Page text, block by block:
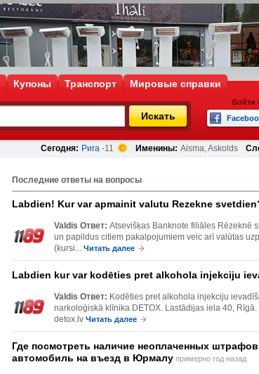
Купоны Транспорт Мировые справки
Искать
Войти
Сегодня: Рига -11 Именины: Aisma, Askolds
Последние ответы на вопросы
Labdien! Kur var apmainit valutu Rezekne
Valdis Ответ: Atsevišķas Banknote filiāles Rēzeknē
un papildus citiem pakalpojumiem veic arī valūtas
(kursi... Читать далее
Labdien kur var kodēties pret alkohola injekciju
Valdis Ответ: Kodēties pret alkohola injekciju
narkoloģiskā klīnika DETOX. Lastādijas iela 40, Rīgā.
detox.lv Читать далее
Где посмотреть наличие неоплаченных
автомобиль на въезд в Юрмалу примерно год назад